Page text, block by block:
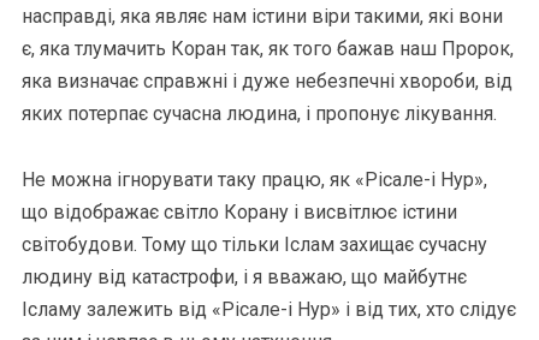
насправді, яка являє нам істини віри такими, які вони
є, яка тлумачить Коран так, як того бажав наш Пророк,
яка визначає справжні і дуже небезпечні хвороби, від
яких потерпає сучасна людина, і пропонує лікування.
Не можна ігнорувати таку працю, як «Рісале-і Нур»,
що відображає світло Корану і висвітлює істини
світобудови. Тому що тільки Іслам захищає сучасну
людину від катастрофи, і я вважаю, що майбутнє
Ісламу залежить від «Рісале-і Нур» і від тих, хто слідує